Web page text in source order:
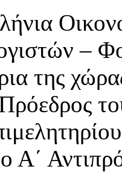
–
της
Α΄